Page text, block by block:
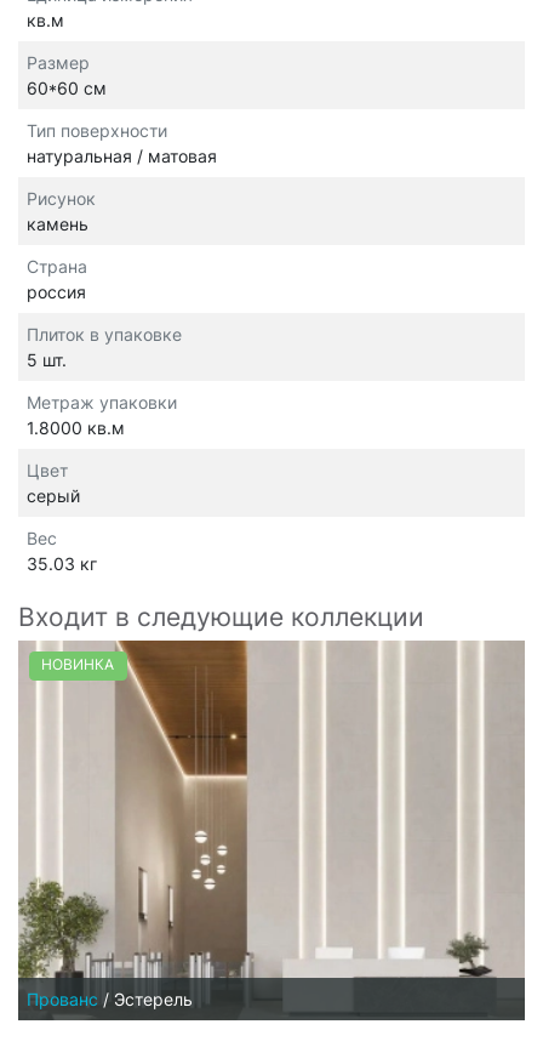
кв.м
Размер
60*60 см
Тип поверхности
натуральная / матовая
Рисунок
камень
Страна
россия
Плиток в упаковке
5 шт.
Метраж упаковки
1.8000 кв.м
Цвет
серый
Вес
35.03 кг
Входит в следующие коллекции
НОВИНКА
Прованс / Эстерель